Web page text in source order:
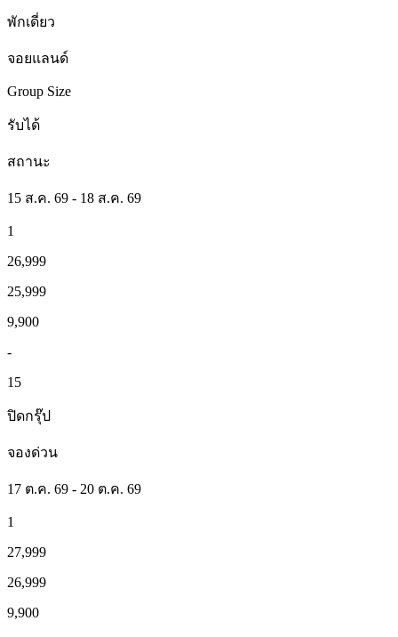
พักเดี่ยว
จอยแลนด์
Group Size
รับได้
สถานะ
15 ส.ค. 69 - 18 ส.ค. 69
1
26,999
25,999
9,900
-
15
ปิดกรุ๊ป
จองด่วน
17 ต.ค. 69 - 20 ต.ค. 69
1
27,999
26,999
9,900